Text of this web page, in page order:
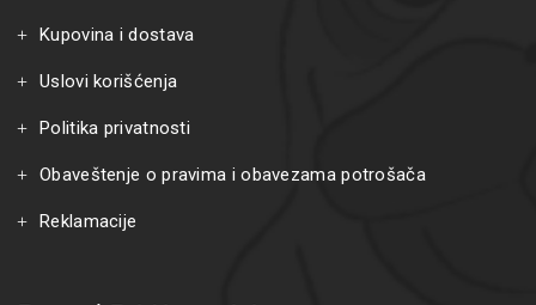
Kupovina i dostava
Uslovi korišćenja
Politika privatnosti
Obaveštenje o pravima i obavezama potrošača
Reklamacije